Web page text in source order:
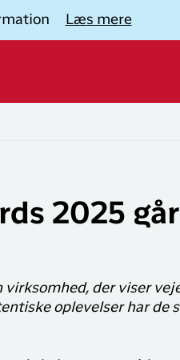
Læs mere
Club Timmisa!
til
til
2025
virksomhed, der viser
oplevelser har